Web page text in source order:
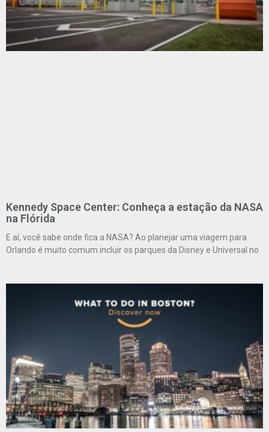
Kennedy Space Center: Conheça a estação da NASA
na Flórida
E aí, você sabe onde fica a NASA? Ao planejar uma viagem para
Orlando é muito comum incluir os parques da Disney e Universal no